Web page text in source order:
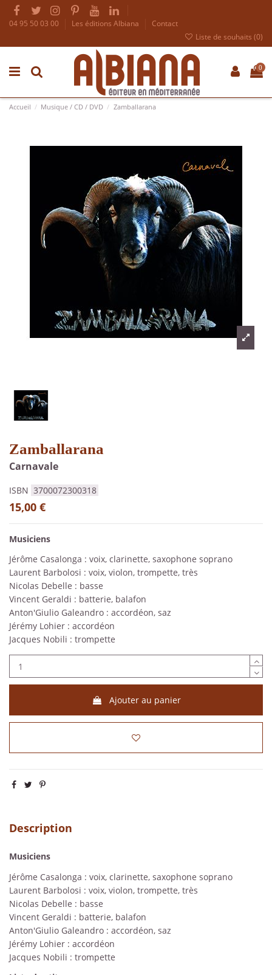
04 95 50 03 00 Les éditions Albiana
Contact
Liste de souhaits (0)
0
Accueil Musique / CD / DVD Zamballarana
Zamballarana
Carnavale
ISBN 3700072300318
15,00 €
Musiciens
Jérôme Casalonga : voix, clarinette, saxophone soprano
Laurent Barbolosi : voix, violon, trompette, très
Nicolas Debelle : basse
Vincent Geraldi : batterie, balafon
Anton'Giulio Galeandro : accordéon, saz
Jérémy Lohier : accordéon
Jacques Nobili : trompette
Ajouter au panier
Description
Musiciens
Jérôme Casalonga : voix, clarinette, saxophone soprano
Laurent Barbolosi : voix, violon, trompette, très
Nicolas Debelle : basse
Vincent Geraldi : batterie, balafon
Anton'Giulio Galeandro : accordéon, saz
Jérémy Lohier : accordéon
Jacques Nobili : trompette